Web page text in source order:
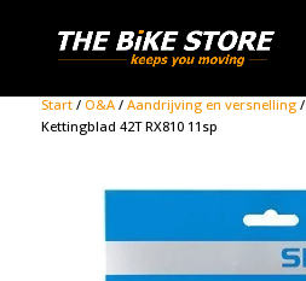
Start/ O&A/ Aandrijving en versnelling/
Kettingblad 42T RX810 11sp